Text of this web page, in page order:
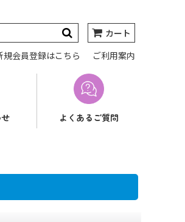
カート
規会員登録はこちら ご利用案内
よくあるご質問